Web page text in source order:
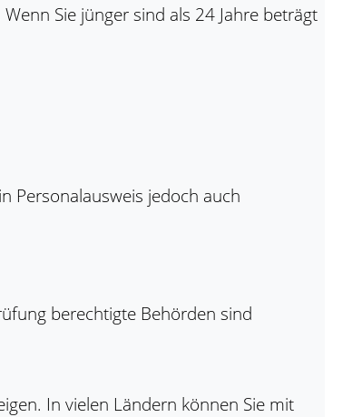
Sie jünger sind als 24 Jahre beträgt
Personalausweis jedoch auch
berechtigte Behörden sind
In vielen Ländern können Sie mit